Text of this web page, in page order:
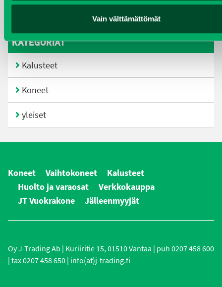
Vain välttämättömät
KATEGORIAT
Kalusteet
Koneet
yleiset
Koneet Vaihtokoneet
Kalusteet
Huolto ja varaosat
Verkkokauppa
JT Vuokrakone
Jälleenmyyjät
Oy J-Trading Ab | Kuriiritie 15, 01510 Vantaa | puh 0207 458 600
| fax 0207 458 650 | info(at)j-trading.fi